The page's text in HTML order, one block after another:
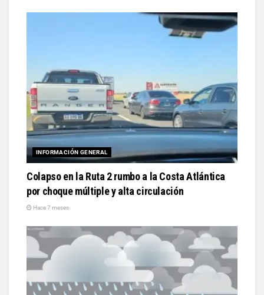
INFORMACIÓN GENERAL
Colapso en la Ruta 2 rumbo a la Costa Atlántica
por choque múltiple y alta circulación
Hace 7 meses